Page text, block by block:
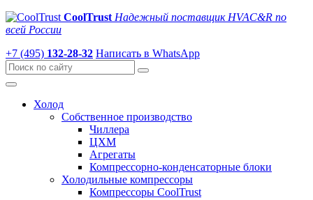
CoolTrust Надежный поставщик HVAC&R по
всей России
+7 (495) 132-28-32 Написать в WhatsApp
Холод
Собственное производство
Чиллера
ЦХМ
Агрегаты
Компрессорно-конденсаторные блоки
Холодильные компрессоры
Компрессоры CoolTrust